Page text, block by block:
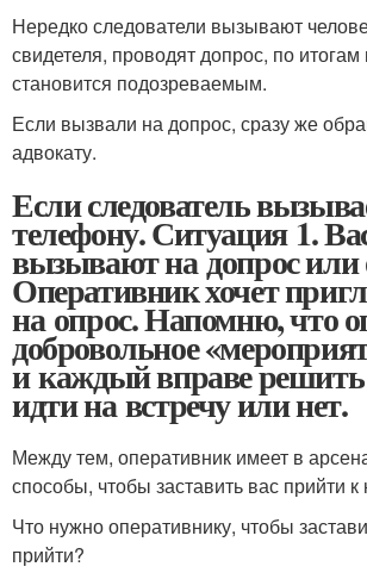
Нередко следователи вызывают
свидетеля, проводят допрос, по итогам
становится подозреваемым.
Если вызвали на допрос, сразу же
адвокату.
Если следователь
телефону. Ситуация 1.
вызывают на допрос или
Оперативник хочет
на опрос. Напомню, что
добровольное
и каждый вправе
идти на встречу или нет.
Между тем, оперативник имеет в
способы, чтобы заставить вас прийти
Что нужно оперативнику, чтобы
прийти?